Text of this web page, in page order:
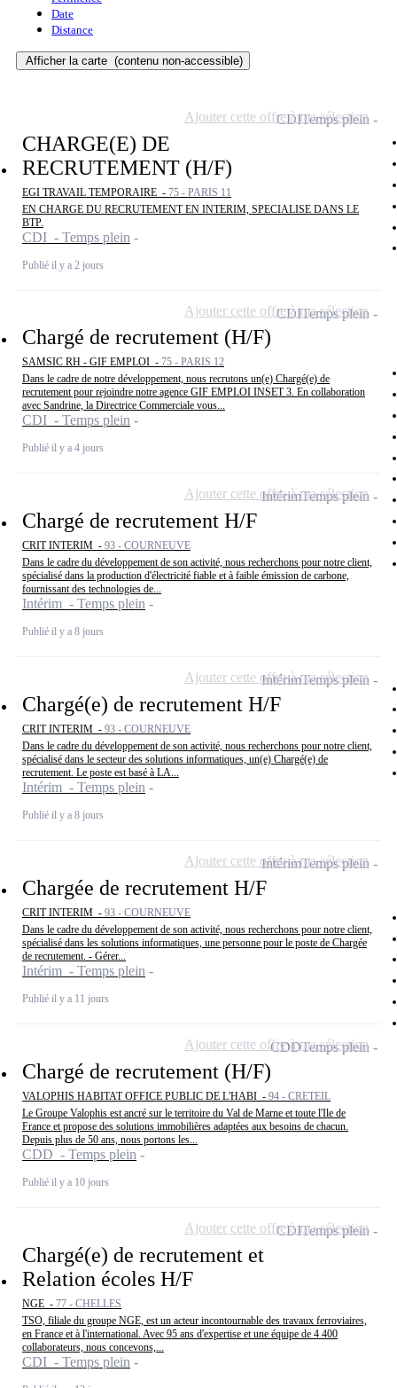
Date
Distance
Afficher la carte (contenu non-accessible)
CHARGE(E) DE
RECRUTEMENT (H/F)
EGI TRAVAIL TEMPORAIRE - 75 - PARIS 11
EN CHARGE DU RECRUTEMENT EN INTERIM, SPECIALISE DANS LE
BTP.
CDI - Temps plein
Publié il y a 2 jours
CDITemps plein
Ajouter cette offre à ma sélection
Chargé de recrutement (H/F)
SAMSIC RH - GIF EMPLOI - 75 - PARIS 12
Dans le cadre de notre développement, nous recrutons un(e) Chargé(e) de
recrutement pour rejoindre notre agence GIF EMPLOI INSET 3. En collaboration
avec Sandrine, la Directrice Commerciale vous...
CDI - Temps plein
Publié il y a 4 jours
CDITemps plein
Ajouter cette offre à ma sélection
Chargé de recrutement H/F
CRIT INTERIM - 93 - COURNEUVE
Dans le cadre du développement de son activité, nous recherchons pour notre client,
spécialisé dans la production d'électricité fiable et à faible émission de carbone,
fournissant des technologies de...
Intérim - Temps plein
Publié il y a 8 jours
IntérimTemps plein
Ajouter cette offre à ma sélection
Chargé(e) de recrutement H/F
CRIT INTERIM - 93 - COURNEUVE
Dans le cadre du développement de son activité, nous recherchons pour notre client,
spécialisé dans le secteur des solutions informatiques, un(e) Chargé(e) de
recrutement. Le poste est basé à LA...
Intérim - Temps plein
Publié il y a 8 jours
IntérimTemps plein
Ajouter cette offre à ma sélection
Chargée de recrutement H/F
CRIT INTERIM - 93 - COURNEUVE
Dans le cadre du développement de son activité, nous recherchons pour notre client,
spécialisé dans les solutions informatiques, une personne pour le poste de Chargée
de recrutement. - Gérer...
Intérim - Temps plein
Publié il y a 11 jours
IntérimTemps plein
Ajouter cette offre à ma sélection
Chargé de recrutement (H/F)
VALOPHIS HABITAT OFFICE PUBLIC DE L'HABI - 94 - CRETEIL
Le Groupe Valophis est ancré sur le territoire du Val de Marne et toute l'Ile de
France et propose des solutions immobilières adaptées aux besoins de chacun.
Depuis plus de 50 ans, nous portons les...
CDD - Temps plein
Publié il y a 10 jours
CDDTemps plein
Ajouter cette offre à ma sélection
Chargé(e) de recrutement et
Relation écoles H/F
NGE - 77 - CHELLES
TSO, filiale du groupe NGE, est un acteur incontournable des travaux ferroviaires,
en France et à l'international. Avec 95 ans d'expertise et une équipe de 4 400
collaborateurs, nous concevons,...
CDI - Temps plein
CDITemps plein
Ajouter cette offre à ma sélection